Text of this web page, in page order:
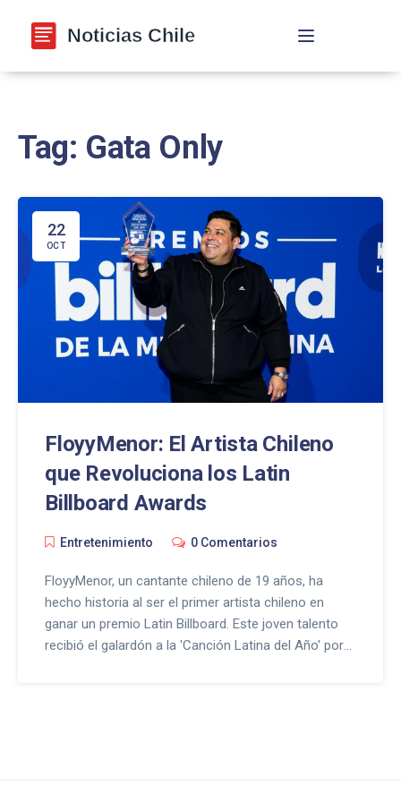
Navegación de
Tag: Gata Only
22
OCT
FloyyMenor: El Artista Chileno
que Revoluciona los Latin
Billboard Awards
Entretenimiento 0 Comentarios
FloyyMenor, un cantante chileno de 19 años, ha
hecho historia al ser el primer artista chileno en
ganar un premio Latin Billboard. Este joven talento
recibió el galardón a la 'Canción Latina del Año' por